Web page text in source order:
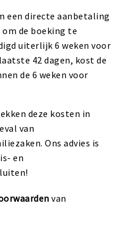
een directe aanbetaling
de boeking te
uiterlijk 6 weken voor
42 dagen, kost de
de 6 weken voor
deze kosten in
van
Ons advies is
en
van